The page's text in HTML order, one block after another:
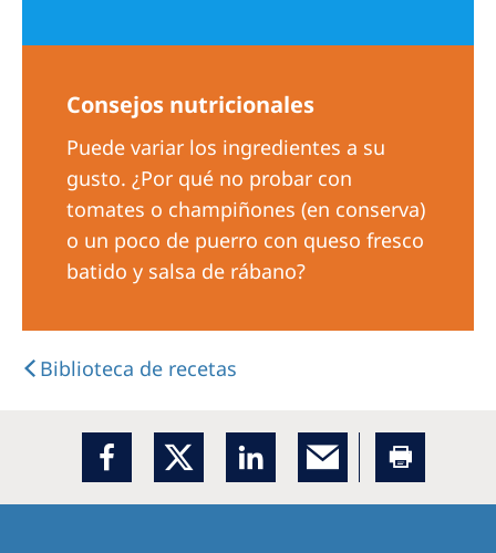
Consejos nutricionales
Puede variar los ingredientes a su
gusto. ¿Por qué no probar con
tomates o champiñones (en conserva)
o un poco de puerro con queso fresco
batido y salsa de rábano?
Biblioteca de recetas